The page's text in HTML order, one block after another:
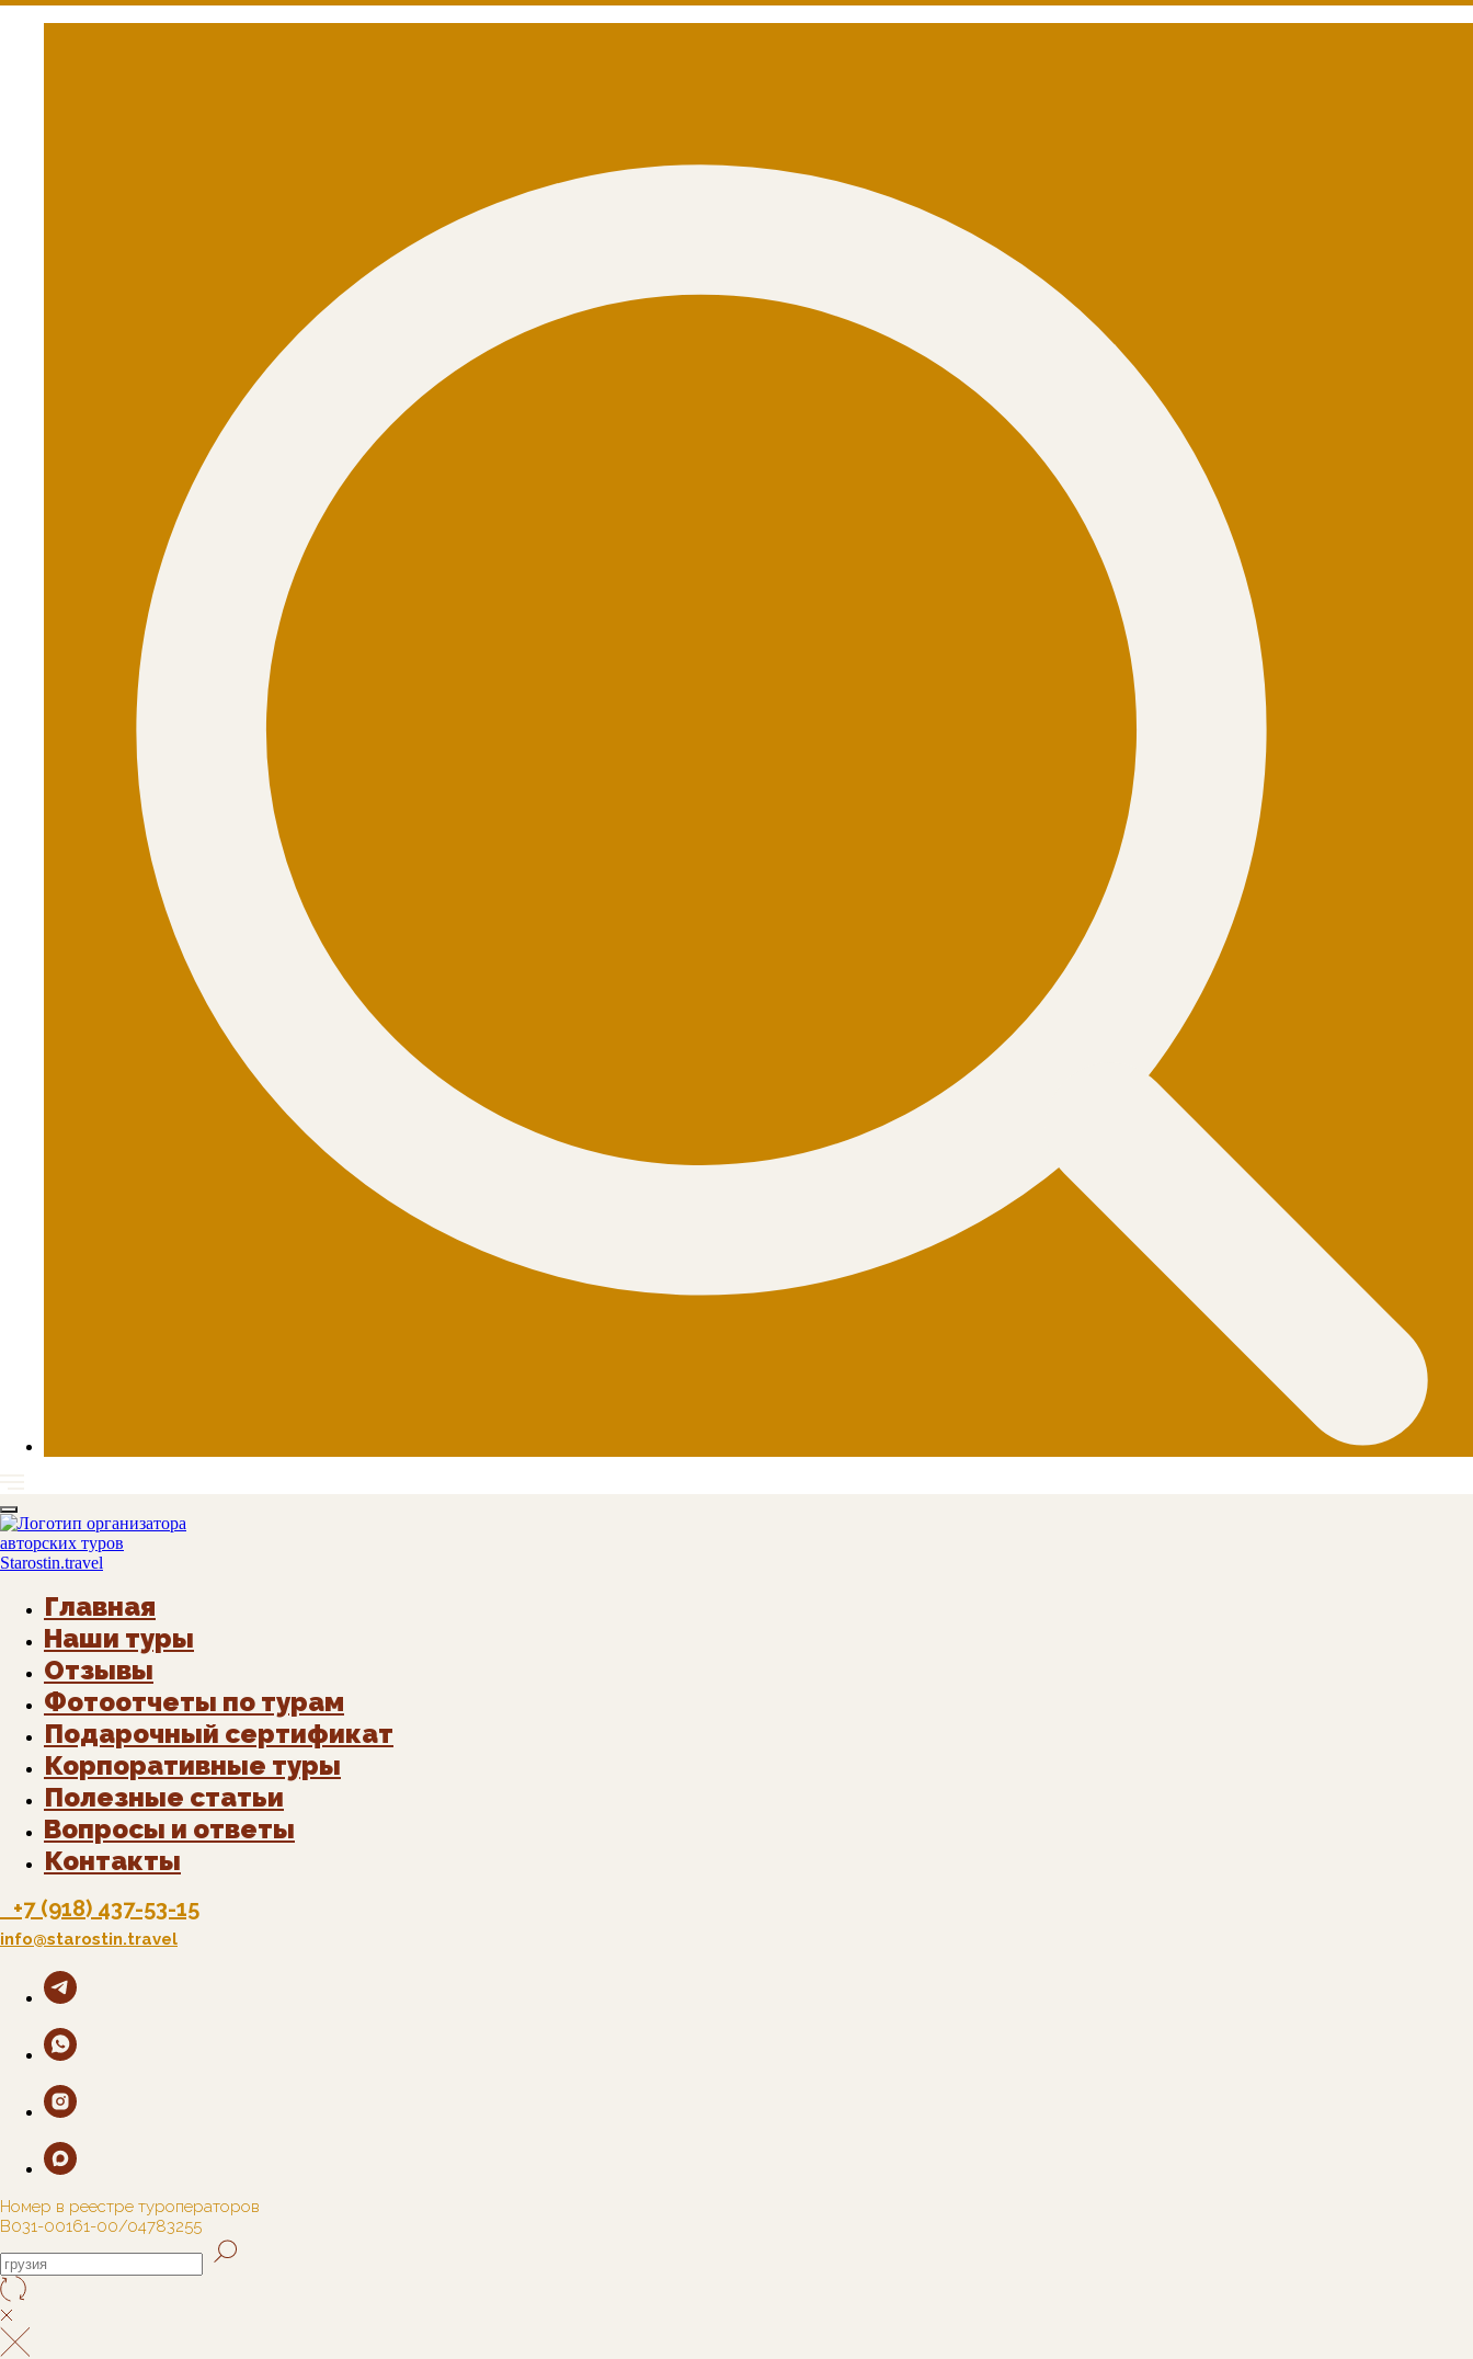
Главная
Наши туры
Отзывы
Фотоотчеты по турам
Подарочный сертификат
Корпоративные туры
Полезные статьи
Вопросы и ответы
Контакты
+7 (918) 437-53-15
info@starostin.travel
Номер в реестре туроператоров
В031-00161-00/04783255